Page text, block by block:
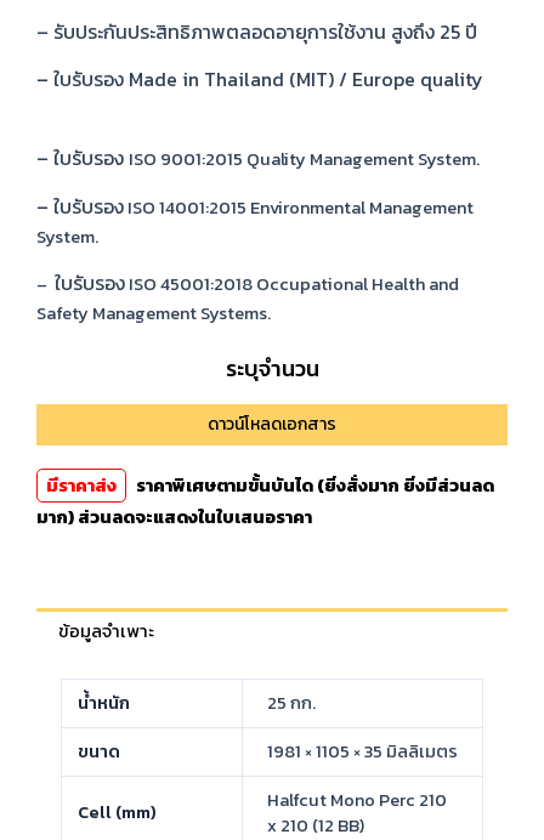
– รับประกันประสิทธิภาพตลอดอายุการใช้งาน สูงถึง 25 ปี
– ใบรับรอง Made in Thailand (MIT) / Europe quality
– ใบรับรอง ISO 9001:2015 Quality Management System.
– ใบรับรองISO 14001:2015 Environmental Management
System.
– ใบรับรองISO 45001:2018 Occupational Health and
Safety Management Systems.
ระบุจำนวน
ดาวน์โหลดเอกสาร
มีราคาส่ง
ราคาพิเศษตามขั้นบันได (ยิ่งสั่งมาก ยิ่งมีส่วนลด
มาก) ส่วนลดจะแสดงในใบเสนอราคา
ข้อมูลจำเพาะ
น้ำหนัก
25 กก.
ขนาด
1981 × 1105 × 35 มิลลิเมตร
Cell (mm)
Halfcut Mono Perc 210
x 210 (12 BB)